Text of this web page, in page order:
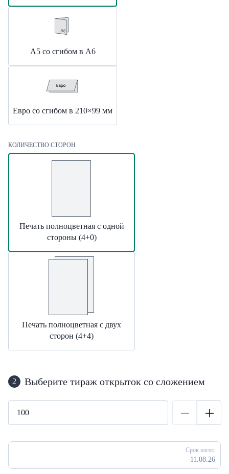
А5 со сгибом в А6
Евро со сгибом в 210×99 мм
КОЛИЧЕСТВО СТОРОН
Печать полноцветная с одной
стороны (4+0)
Печать полноцветная с двух
сторон (4+4)
2 Выберите тираж открыток со сложением
Срок изгот.
11.08.26